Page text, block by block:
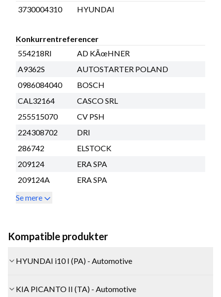
3730004310
HYUNDAI
Konkurrentreferencer
554218RI
AD KÃœHNER
A9362S
AUTOSTARTER POLAND
0986084040
BOSCH
CAL32164
CASCO SRL
255515070
CV PSH
224308702
DRI
286742
ELSTOCK
209124
ERA SPA
209124A
ERA SPA
Se mere
Kompatible produkter
HYUNDAI i10 I (PA) - Automotive
KIA PICANTO II (TA) - Automotive